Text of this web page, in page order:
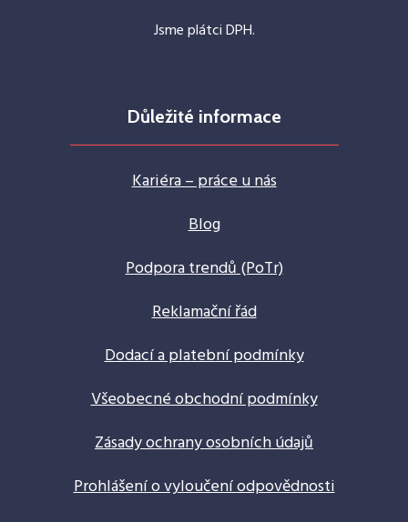
Jsme plátci DPH.
Důležité informace
Kariéra – práce u nás
Blog
Podpora trendů (PoTr)
Reklamační řád
Dodací a platební podmínky
Všeobecné obchodní podmínky
Zásady ochrany osobních údajů
Prohlášení o vyloučení odpovědnosti